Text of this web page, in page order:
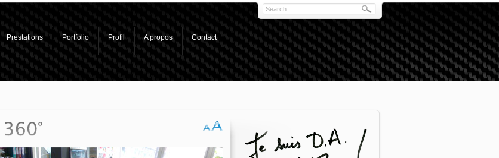
Prestations Portfolio Profil A propos Contact